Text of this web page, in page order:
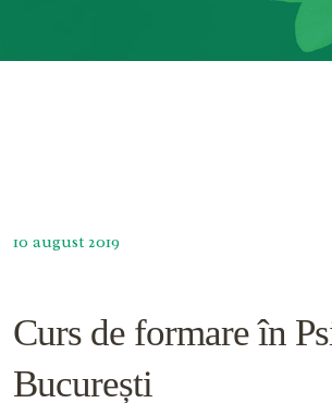
10 august 2019
Curs de formare în
București